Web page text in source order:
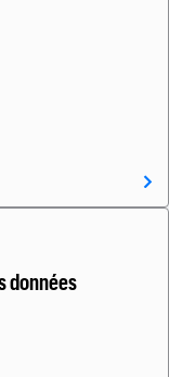
données